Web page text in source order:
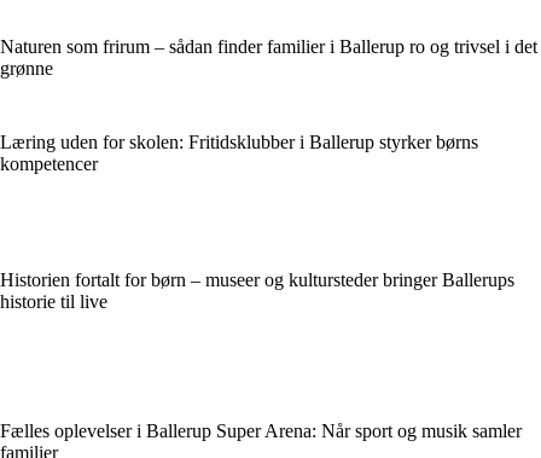
Naturen som frirum – sådan finder familier i Ballerup ro og trivsel i det
grønne
Læring uden for skolen: Fritidsklubber i Ballerup styrker børns
kompetencer
Historien fortalt for børn – museer og kultursteder bringer Ballerups
historie til live
Fælles oplevelser i Ballerup Super Arena: Når sport og musik samler
familier